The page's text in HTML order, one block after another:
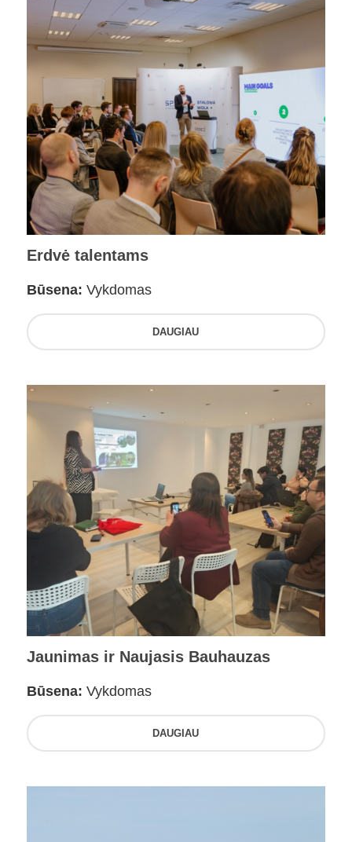
Erdvė talentams
Būsena: Vykdomas
DAUGIAU
Jaunimas ir Naujasis Bauhauzas
Būsena: Vykdomas
DAUGIAU